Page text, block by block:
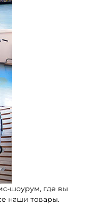
шоурум, где вы
наши товары.